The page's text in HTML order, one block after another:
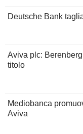
Deutsche Bank
Aviva plc:
titolo
Mediobanca
Aviva